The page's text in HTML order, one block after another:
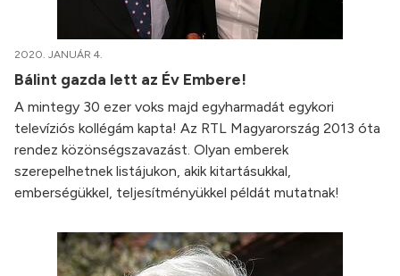
2020. JANUÁR 4.
Bálint gazda lett az Év Embere!
A mintegy 30 ezer voks majd egyharmadát egykori
televíziós kollégám kapta! Az RTL Magyarország 2013 óta
rendez közönségszavazást. Olyan emberek
szerepelhetnek listájukon, akik kitartásukkal,
emberségükkel, teljesítményükkel példát mutatnak!